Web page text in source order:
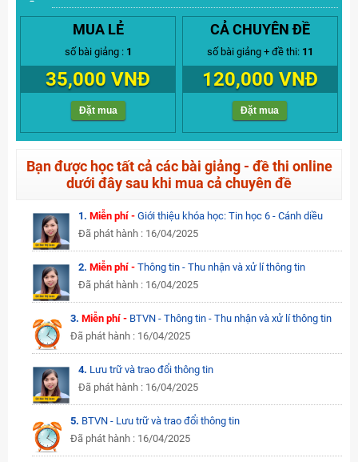
MUA LẺ
số bài giảng : 1
35,000 VNĐ
Đặt mua
CẢ CHUYÊN ĐỀ
số bài giảng + đề thi: 11
120,000 VNĐ
Đặt mua
Bạn được học tất cả các bài giảng - đề thi online
dưới đây sau khi mua cả chuyên đề
1. Miễn phí - Giới thiệu khóa học: Tin học 6 - Cánh diều
Đã phát hành : 16/04/2025
2. Miễn phí - Thông tin - Thu nhận và xử lí thông tin
Đã phát hành : 16/04/2025
3.Miễn phí - BTVN - Thông tin - Thu nhận và xử lí thông tin
Đã phát hành : 16/04/2025
4. Lưu trữ và trao đổi thông tin
Đã phát hành : 16/04/2025
5. BTVN - Lưu trữ và trao đổi thông tin
Đã phát hành : 16/04/2025